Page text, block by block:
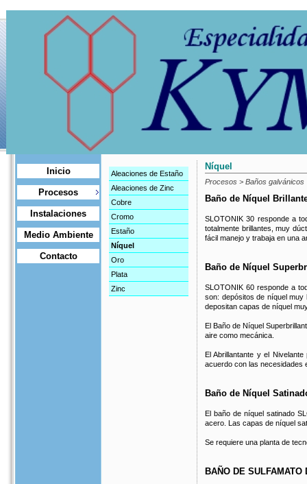
Inicio
Procesos
Instalaciones
Medio Ambiente
Contacto
Níquel
Procesos > Baños galvánicos
Baño de Níquel
SLOTONIK 30 responde a
totalmente brillantes, muy
fácil manejo y trabaja en una
Baño de Níquel
SLOTONIK 60 responde a
son: depósitos de níquel muy
depositan capas de níquel
El Baño de Níquel
aire como mecánica.
El Abrillantante y el
acuerdo con las necesidades
Baño de Níquel
El baño de níquel satinado
acero. Las capas de níquel
Se requiere una planta de
BAÑO DE SULFAMATO
Aleaciones de Estaño
Aleaciones de Zinc
Cobre
Cromo
Estaño
Níquel
Oro
Plata
Zinc